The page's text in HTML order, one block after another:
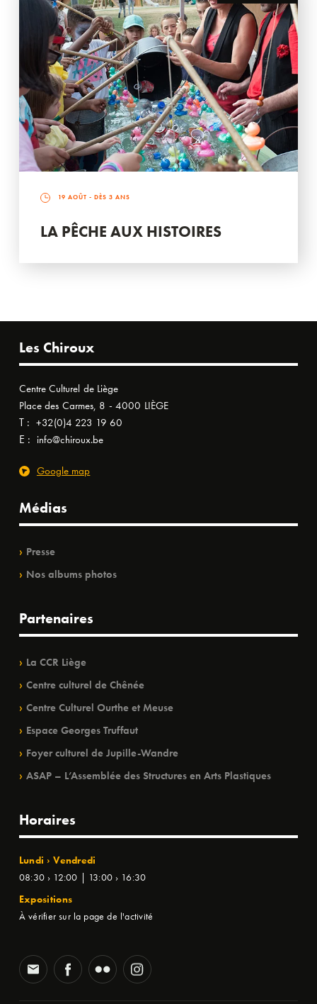
19 AOÛT - DÈS 3 ANS
LA PÊCHE AUX HISTOIRES
Les Chiroux
Centre Culturel de Liège
Place des Carmes, 8 - 4000 LIÈGE
T : +32(0)4 223 19 60
E : info@chiroux.be
Google map
Médias
Presse
Nos albums photos
Partenaires
La CCR Liège
Centre culturel de Chênée
Centre Culturel Ourthe et Meuse
Espace Georges Truffaut
Foyer culturel de Jupille-Wandre
ASAP – L’Assemblée des Structures en Arts Plastiques
Horaires
Lundi › Vendredi
08:30 › 12:00 | 13:00 › 16:30
Expositions
À vérifier sur la page de l'activité